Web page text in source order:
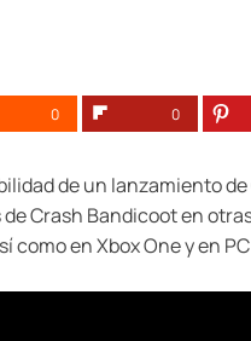
0 0
de un lanzamiento de
Crash Bandicoot en
en Xbox One y en